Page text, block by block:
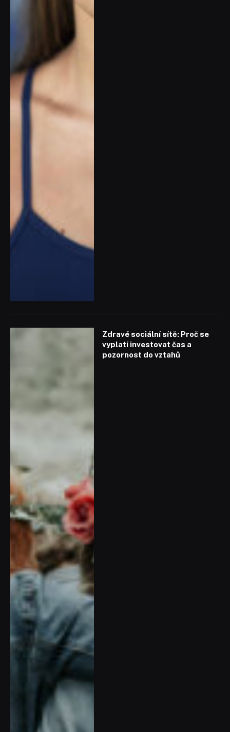
Zdravé sociální sítě: Proč se
vyplatí investovat čas a
pozornost do vztahů